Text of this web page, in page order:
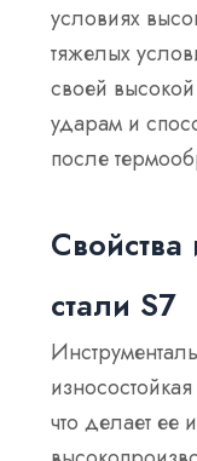
условиях
тяжелых
своей
ударам и
после
Свойства
стали S7
что делает